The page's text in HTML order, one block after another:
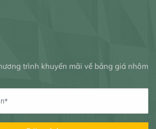
trình khuyến mãi về bảng giá nhôm